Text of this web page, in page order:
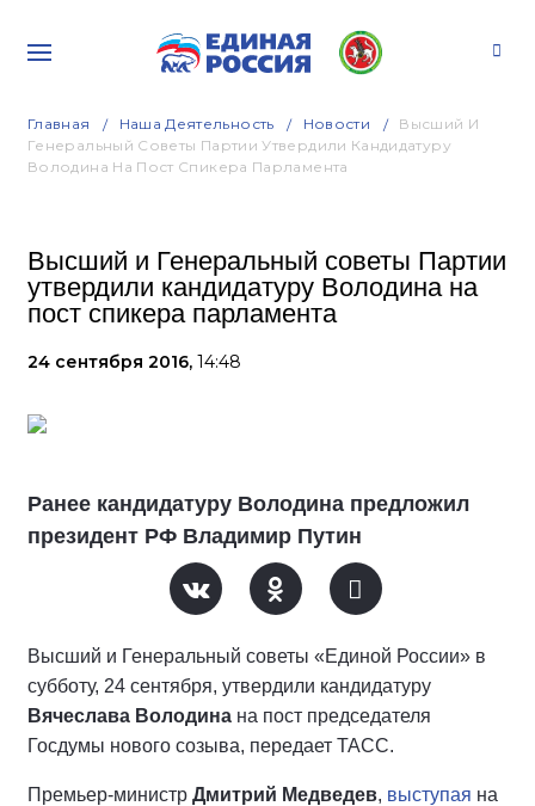
Главная Наша Деятельность Новости
Высший И
Генеральный Советы Партии Утвердили Кандидатуру
Володина На Пост Спикера Парламента
Высший и Генеральный советы Партии
утвердили кандидатуру Володина на
пост спикера парламента
24 сентября 2016, 14:48
Ранее кандидатуру Володина предложил
президент РФ Владимир Путин
Высший и Генеральный советы «Единой России» в
субботу, 24 сентября, утвердили кандидатуру
Вячеслава Володина на пост председателя
Госдумы нового созыва, передает ТАСС.
Премьер-министр Дмитрий Медведев, выступая на